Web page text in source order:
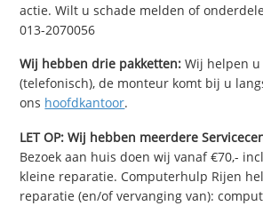
actie. Wilt u schade melden of
013-2070056
Wij hebben drie pakketten: Wij helpen
(telefonisch), de monteur komt bij u
ons hoofdkantoor.
LET OP: Wij hebben meerdere
Bezoek aan huis doen wij vanaf €70,-
kleine reparatie. Computerhulp Rijen
reparatie (en/of vervanging van):